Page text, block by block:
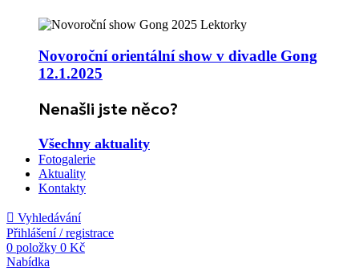
Novoroční orientální show v divadle Gong
12.1.2025
Nenašli jste něco?
Všechny aktuality
Fotogalerie
Aktuality
Kontakty
Vyhledávání
Přihlášení / registrace
0 položky 0 Kč
Nabídka